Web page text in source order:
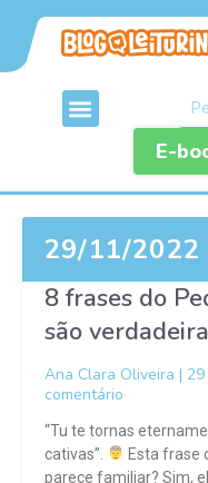
E-
29/11/2022
8 frases do
são
Ana Clara Oliveira
comentário
“Tu te tornas
cativas”.
Esta frase
parece familiar? Sim,